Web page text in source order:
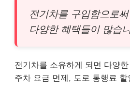
전기차를 구입함으로
다양한 혜택들이 많습
전기차를 소유하게 되면 다양
주차 요금 면제, 도로 통행료